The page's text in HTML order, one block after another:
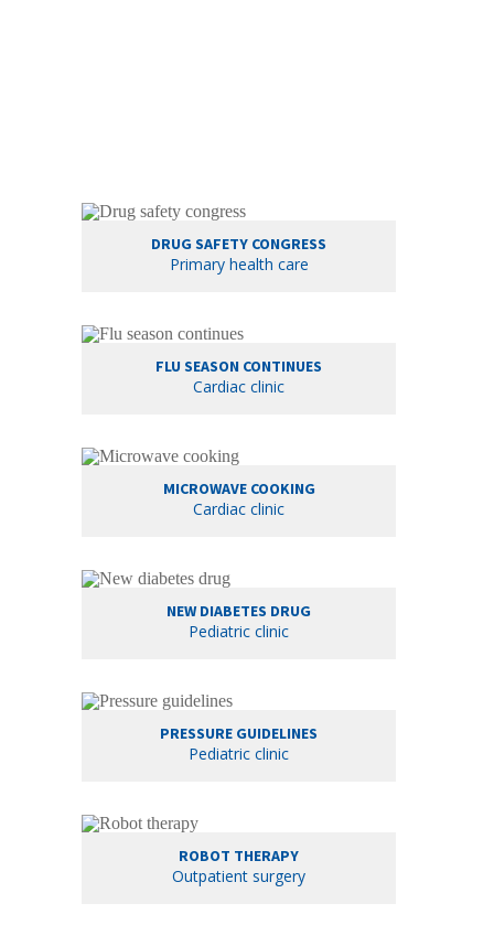
DRUG SAFETY CONGRESS
Primary health care
FLU SEASON CONTINUES
Cardiac clinic
MICROWAVE COOKING
Cardiac clinic
NEW DIABETES DRUG
Pediatric clinic
PRESSURE GUIDELINES
Pediatric clinic
ROBOT THERAPY
Outpatient surgery